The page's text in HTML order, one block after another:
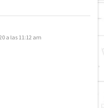
a las 11:12 am